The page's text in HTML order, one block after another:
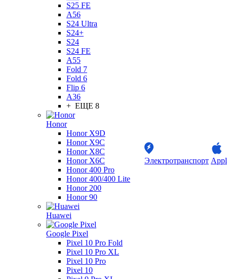
S25 FE
A56
S24 Ultra
S24+
S24
S24 FE
A55
Fold 7
Fold 6
Flip 6
A36
+ ЕЩЕ 8
Honor
Honor X9D
Honor X9C
Honor X8C
Honor X6C
Honor 400 Pro
Honor 400/400 Lite
Honor 200
Honor 90
Huawei
Google Pixel
Pixel 10 Pro Fold
Pixel 10 Pro XL
Pixel 10 Pro
Pixel 10
Электротранспорт